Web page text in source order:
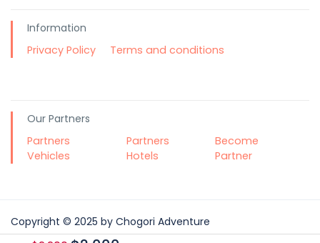
Information
Privacy Policy
Terms and conditions
Our Partners
Partners
Vehicles
Partners
Hotels
Become
Partner
Copyright © 2025 by Chogori Adventure